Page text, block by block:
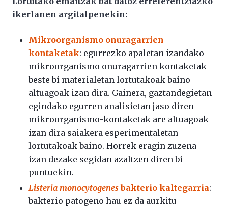
ikerlanen argitalpenekin:
Mikroorganismo onuragarrien
kontaketak: egurrezko apaletan izandako
mikroorganismo onuragarrien kontaketak
beste bi materialetan lortutakoak baino
altuagoak izan dira. Gainera, gaztandegietan
egindako egurren analisietan jaso diren
mikroorganismo-kontaketak are altuagoak
izan dira saiakera esperimentaletan
lortutakoak baino. Horrek eragin zuzena
izan dezake segidan azaltzen diren bi
puntuekin.
Listeria monocytogenesbakterio kaltegarria:
bakterio patogeno hau ez da aurkitu